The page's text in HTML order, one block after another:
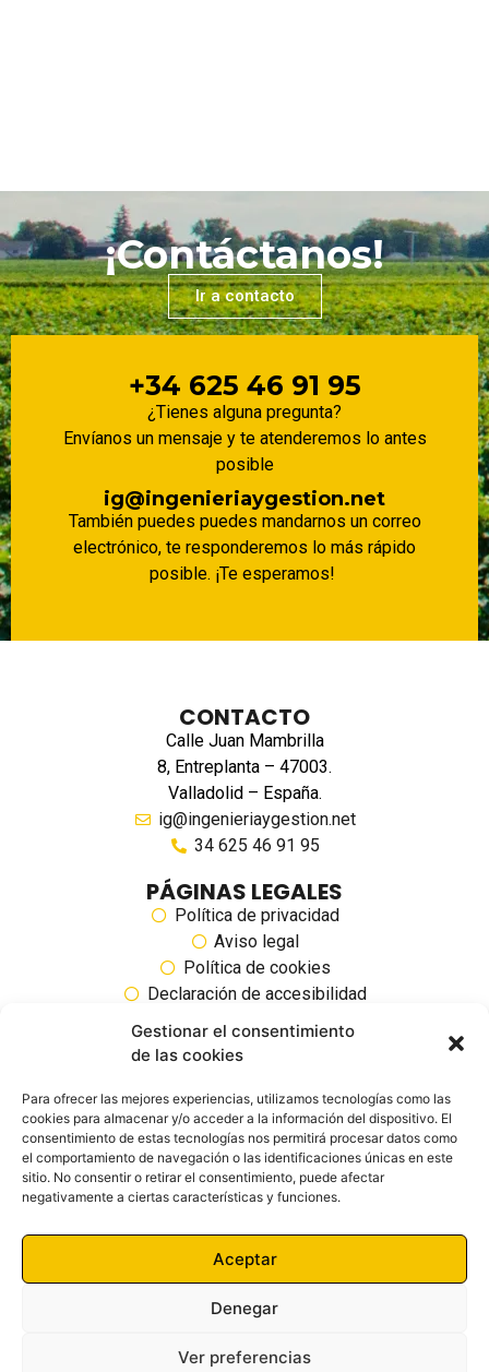
Gestionar el consentimiento
de las cookies
Para ofrecer las mejores experiencias, utilizamos tecnologías como las
cookies para almacenar y/o acceder a la información del dispositivo. El
consentimiento de estas tecnologías nos permitirá procesar datos como
el comportamiento de navegación o las identificaciones únicas en este
sitio. No consentir o retirar el consentimiento, puede afectar
negativamente a ciertas características y funciones.
Aceptar
Denegar
Ver preferencias
¡Contáctanos!
Ir a contacto
+34 625 46 91 95
¿Tienes alguna pregunta?
Envíanos un mensaje y te atenderemos lo antes
posible
ig@ingenieriaygestion.net
También puedes puedes mandarnos un correo
electrónico, te responderemos lo más rápido
posible. ¡Te esperamos!
CONTACTO
Calle Juan Mambrilla
8, Entreplanta – 47003.
Valladolid – España.
ig@ingenieriaygestion.net
34 625 46 91 95
PÁGINAS LEGALES
Política de privacidad
Aviso legal
Política de cookies
Declaración de accesibilidad
SIGUENOS EN REDES SOCIALES